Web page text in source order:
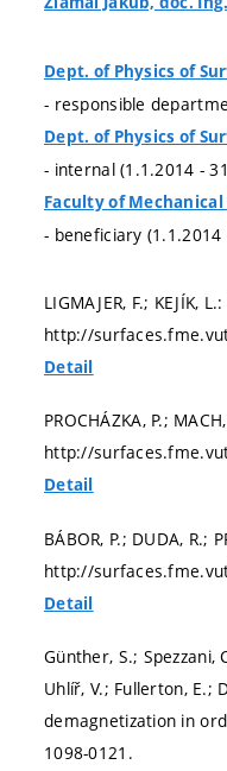
Dept. of Physics of
- responsible
Dept. of Physics of
- internal (1.1.2014 -
Faculty of
- beneficiary (1.1.2014
LIGMAJER, F.; KEJÍK, L.:
http://
Detail
PROCHÁZKA, P.;
http://
Detail
BÁBOR, P.; DUDA, R.;
http://
Detail
Günther, S.; Spezzani,
Uhlíř, V.; Fullerton, E.;
demagnetization in
1098-0121.